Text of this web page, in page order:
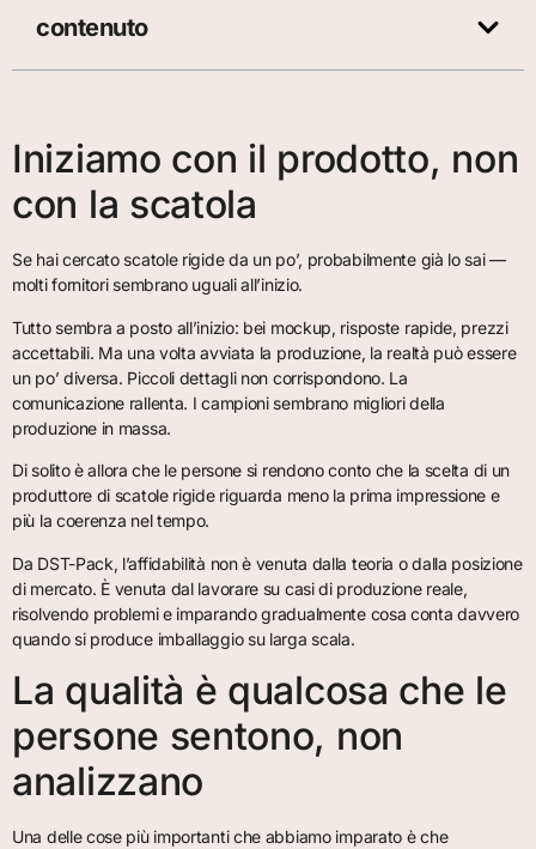
contenuto
Iniziamo con il prodotto, non
con la scatola
Se hai cercato scatole rigide da un po’, probabilmente già lo sai —
molti fornitori sembrano uguali all’inizio.
Tutto sembra a posto all’inizio: bei mockup, risposte rapide, prezzi
accettabili. Ma una volta avviata la produzione, la realtà può essere
un po’ diversa. Piccoli dettagli non corrispondono. La
comunicazione rallenta. I campioni sembrano migliori della
produzione in massa.
Di solito è allora che le persone si rendono conto che la scelta di un
produttore di scatole rigide riguarda meno la prima impressione e
più la coerenza nel tempo.
Da DST-Pack, l’affidabilità non è venuta dalla teoria o dalla posizione
di mercato. È venuta dal lavorare su casi di produzione reale,
risolvendo problemi e imparando gradualmente cosa conta davvero
quando si produce imballaggio su larga scala.
La qualità è qualcosa che le
persone sentono, non
analizzano
Una delle cose più importanti che abbiamo imparato è che